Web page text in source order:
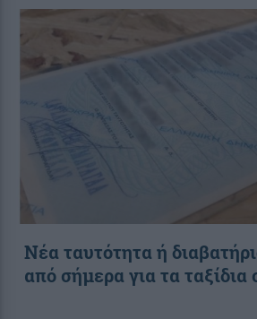
Νέα ταυτότητα ή
από σήμερα για τα ταξίδια